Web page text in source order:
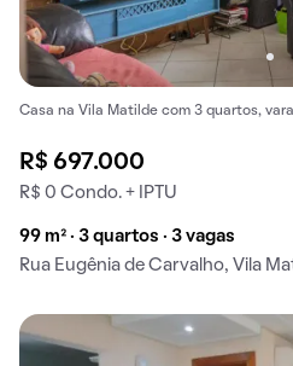
Casa na Vila Matilde com 3 quartos,
R$ 697.000
R$ 0 Condo. + IPTU
99 m² · 3 quartos · 3 vagas
Rua Eugênia de Carvalho, Vila